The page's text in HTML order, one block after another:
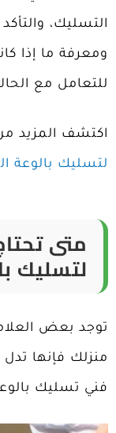
التسليك،
ومعرفة ما إذا
للتعامل مع
اكتشف المزيد
لتسليك بالوعة
متى
لتسليك
توجد بعض
منزلك فإنها
فني تسليك